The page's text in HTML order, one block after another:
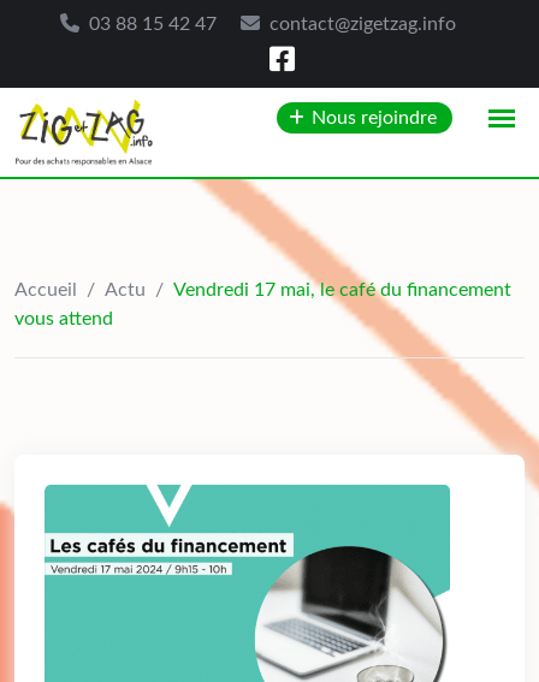
03 88 15 42 47 contact@zigetzag.info
content
Nous rejoindre
Accueil / Actu / Vendredi 17 mai, le café du financement
vous attend